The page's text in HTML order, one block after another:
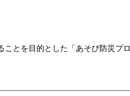
とを目的とした「あそび防災プ